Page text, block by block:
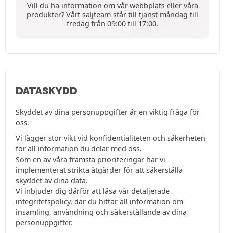
Vill du ha information om vår webbplats eller våra
produkter? Vårt säljteam står till tjänst måndag till
fredag från 09:00 till 17:00.
DATASKYDD
Skyddet av dina personuppgifter är en viktig fråga för
oss.
Vi lägger stor vikt vid konfidentialiteten och säkerheten
för all information du delar med oss.
Som en av våra främsta prioriteringar har vi
implementerat strikta åtgärder för att säkerställa
skyddet av dina data.
Vi inbjuder dig därför att läsa vår detaljerade
integritetspolicy, där du hittar all information om
insamling, användning och säkerställande av dina
personuppgifter.